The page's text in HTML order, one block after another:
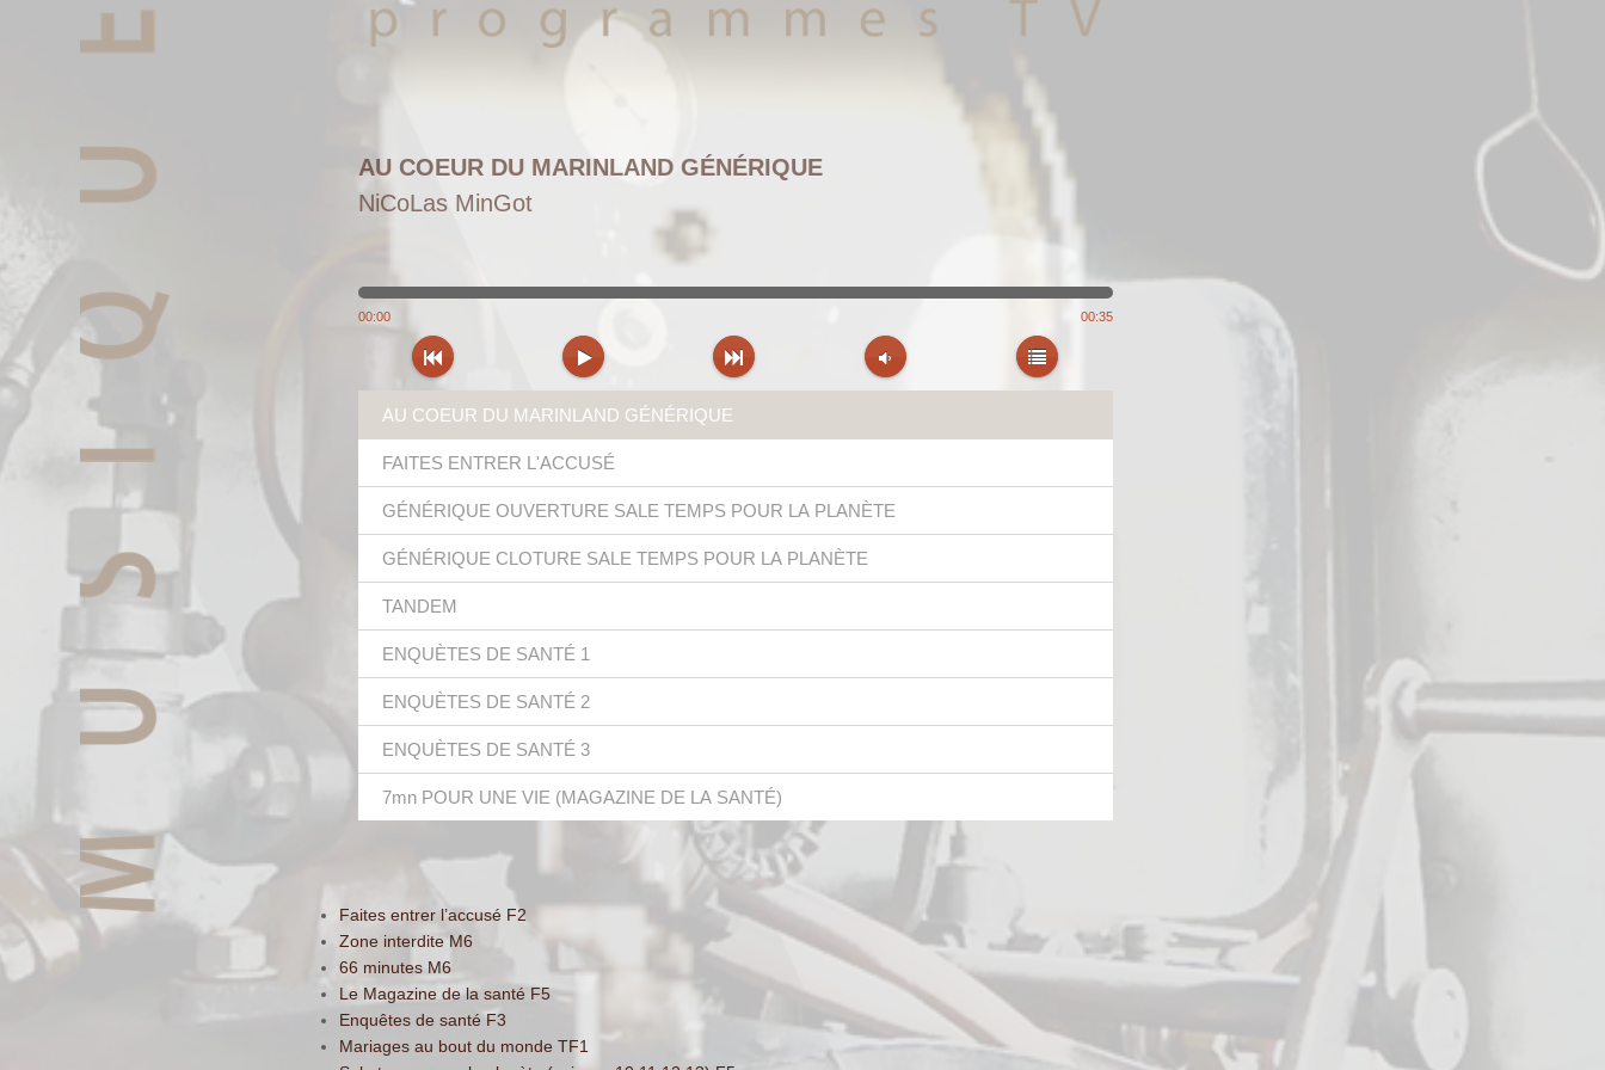
AU COEUR DU MARINLAND GÉNÉRIQUE
NiCoLas MinGot
00:00 00:35
AU COEUR DU MARINLAND GÉNÉRIQUE
FAITES ENTRER L'ACCUSÉ
GÉNÉRIQUE OUVERTURE SALE TEMPS POUR LA PLANÈTE
GÉNÉRIQUE CLOTURE SALE TEMPS POUR LA PLANÈTE
TANDEM
ENQUÈTES DE SANTÉ 1
ENQUÈTES DE SANTÉ 2
ENQUÈTES DE SANTÉ 3
7mn POUR UNE VIE (MAGAZINE DE LA SANTÉ)
Faites entrer l’accusé F2
Zone interdite M6
66 minutes M6
Le Magazine de la santé F5
Enquêtes de santé F3
Mariages au bout du monde TF1